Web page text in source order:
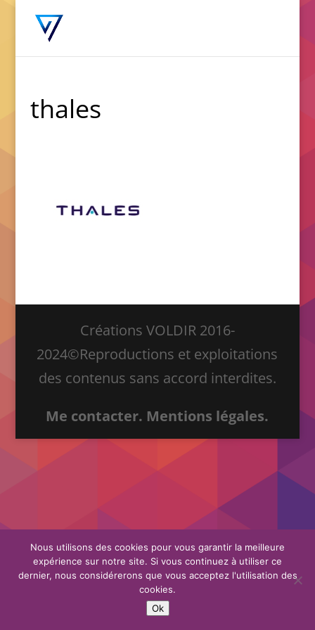
thales
Créations VOLDIR 2016-
2024©Reproductions et exploitations
des contenus sans accord interdites.
Me contacter. Mentions légales.
Nous utilisons des cookies pour vous garantir la meilleure
expérience sur notre site. Si vous continuez à utiliser ce
dernier, nous considérerons que vous acceptez l'utilisation des
cookies.
Ok